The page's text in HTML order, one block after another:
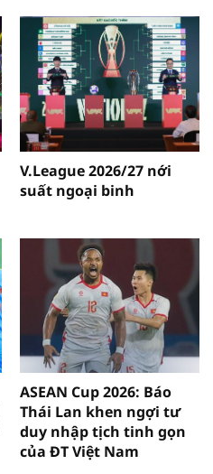
V.League 2026/27 nới
suất ngoại binh
ASEAN Cup 2026: Báo
Thái Lan khen ngợi tư
duy nhập tịch tinh gọn
của ĐT Việt Nam